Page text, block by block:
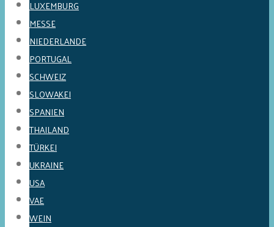
LUXEMBURG
MESSE
NIEDERLANDE
PORTUGAL
SCHWEIZ
SLOWAKEI
SPANIEN
THAILAND
TÜRKEI
UKRAINE
USA
VAE
WEIN